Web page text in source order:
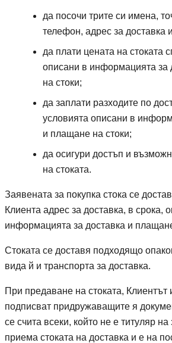
да посочи трите си имена,
телефон, адрес за доставка
да плати цената на стоката
описани в информацията за
на стоки;
да заплати разходите по
условията описани в
и плащане на стоки;
да осигури достъп и
на стоката.
Заявената за покупка стока се
Клиента адрес за доставка, в срока,
информацията за доставка и
Стоката се доставя подходящо
вида й и транспорта за доставка.
При предаване на стоката, Клиентът
подписват придружаващите я
се счита всеки, който не е титуляр
приема стоката на доставка и е на